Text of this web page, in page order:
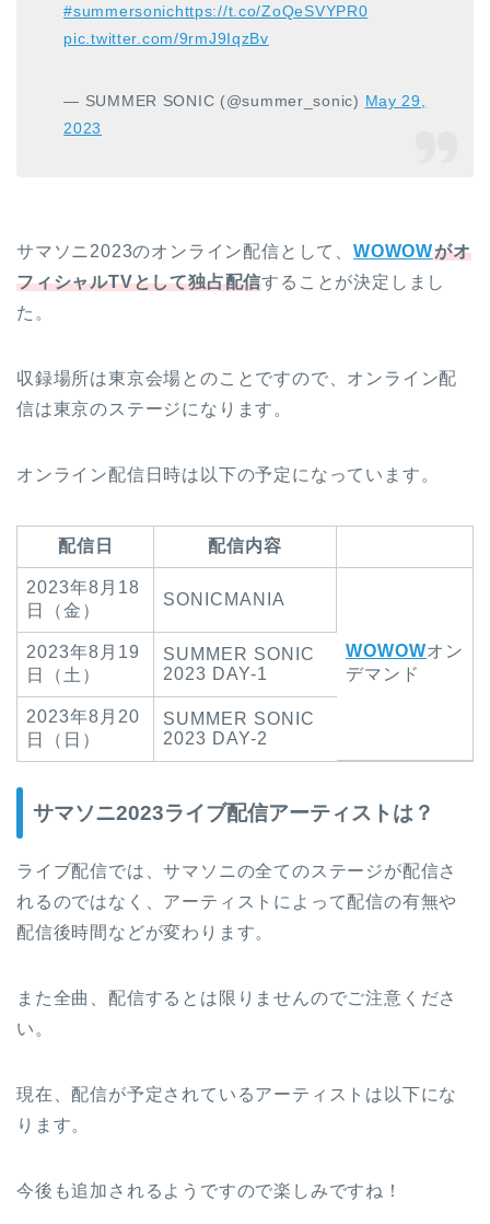
#summersonichttps://t.co/ZoQeSVYPR0
pic.twitter.com/9rmJ9IqzBv
— SUMMER SONIC (@summer_sonic) May 29,
2023
サマソニ2023のオンライン配信として、 WOWOWがオ
フィシャルTVとして独占配信することが決定しまし
た。
収録場所は東京会場とのことですので、オンライン配
信は東京のステージになります。
オンライン配信日時は以下の予定になっています。
配信日 配信内容
2023年8月18
日（金）
SONICMANIA
WOWOWオン
デマンド
2023年8月19
日（土）
SUMMER SONIC
2023 DAY-1
2023年8月20
日（日）
SUMMER SONIC
2023 DAY-2
サマソニ2023ライブ配信アーティストは？
ライブ配信では、サマソニの全てのステージが配信さ
れるのではなく、アーティストによって配信の有無や
配信後時間などが変わります。
また全曲、配信するとは限りませんのでご注意くださ
い。
現在、配信が予定されているアーティストは以下にな
ります。
今後も追加されるようですので楽しみですね！